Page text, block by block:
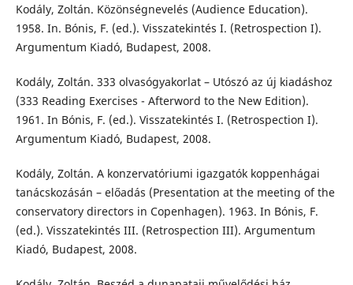
Kodály, Zoltán. Közönségnevelés (Audience Education).
1958. In. Bónis, F. (ed.). Visszatekintés I. (Retrospection I).
Argumentum Kiadó, Budapest, 2008.
Kodály, Zoltán. 333 olvasógyakorlat – Utószó az új kiadáshoz
(333 Reading Exercises - Afterword to the New Edition).
1961. In Bónis, F. (ed.). Visszatekintés I. (Retrospection I).
Argumentum Kiadó, Budapest, 2008.
Kodály, Zoltán. A konzervatóriumi igazgatók koppenhágai
tanácskozásán – előadás (Presentation at the meeting of the
conservatory directors in Copenhagen). 1963. In Bónis, F.
(ed.). Visszatekintés III. (Retrospection III). Argumentum
Kiadó, Budapest, 2008.